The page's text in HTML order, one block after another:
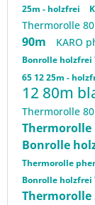
25m - holzfrei
Thermorolle
90m
KARO
Bonrolle holzfrei
65 12 25m -
12 80m
Thermorolle
Thermorolle
Bonrolle
Thermorolle
Bonrolle holzfrei
Thermorolle